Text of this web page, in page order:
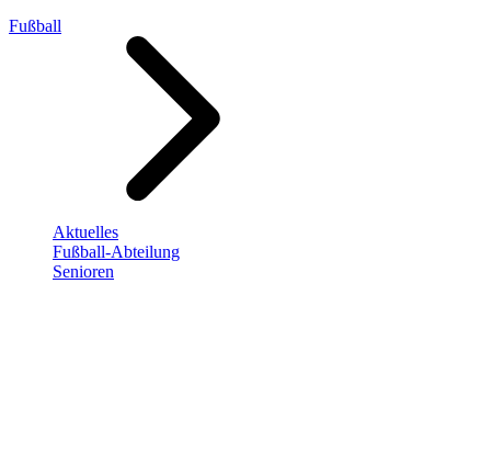
Fußball
Aktuelles
Fußball-Abteilung
Senioren